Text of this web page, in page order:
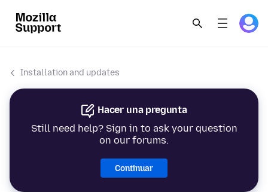
Installation and updates
Hacer una pregunta
Still need help? Sign in to ask your question
on our forums.
Continuar